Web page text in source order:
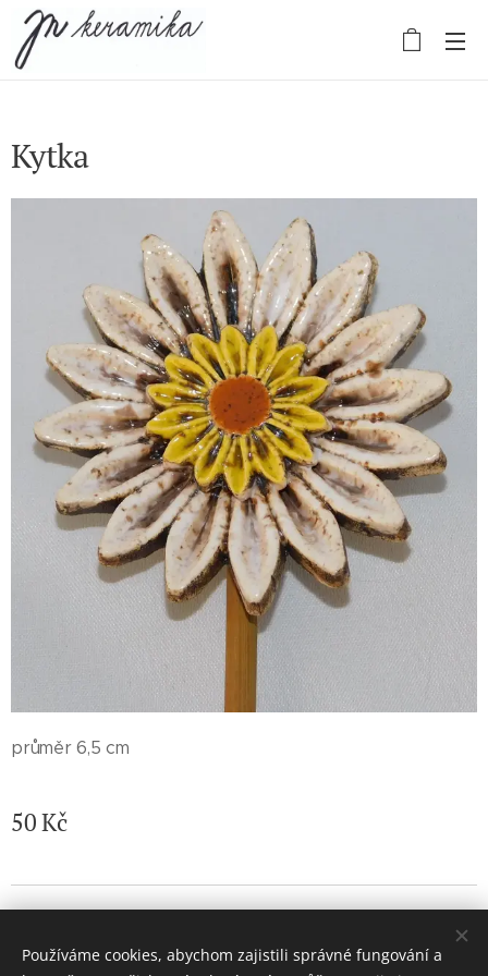
Kytka
průměr 6,5 cm
50Kč
Používáme cookies, abychom zajistili správné fungování a